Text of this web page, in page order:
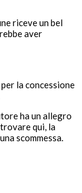
riceve un bel
aver
la concessione
ha un allegro
qui, la
scommessa.